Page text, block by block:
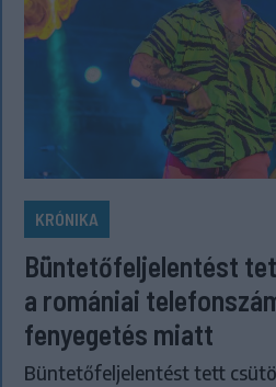
KRÓNIKA
Büntetőfeljelentést
a romániai
fenyegetés miatt
Büntetőfeljelentést tett